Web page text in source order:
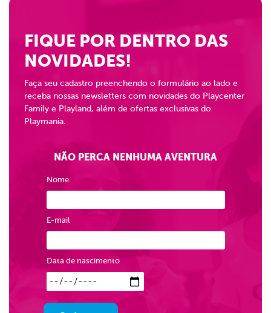
FIQUE POR DENTRO DAS
NOVIDADES!
Faça seu cadastro preenchendo o formulário ao lado e
receba nossas newsletters com novidades do Playcenter
Family e Playland, além de ofertas exclusivas do
Playmania.
NÃO PERCA NENHUMA AVENTURA
Nome
E-mail
Data de nascimento